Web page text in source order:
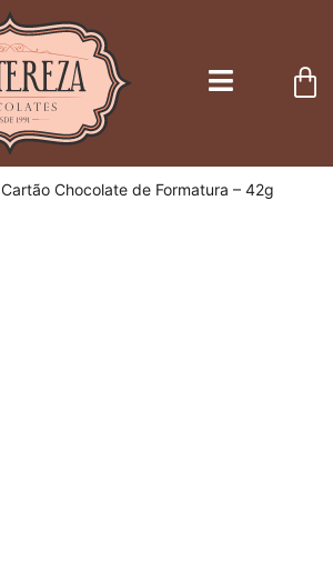
Cartão Chocolate de Formatura – 42g